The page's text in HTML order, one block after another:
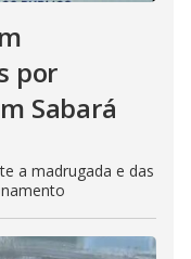
por
Sabará
a madrugada e das